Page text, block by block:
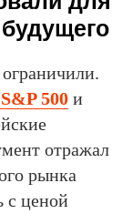
500 и
отражал
рынка
с ценой